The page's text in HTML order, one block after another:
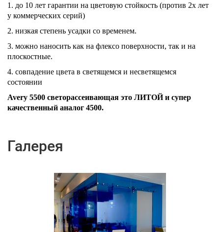
1. до 10 лет гарантии на цветовую стойкость (против 2х лет
у коммерческих серий)
2. низкая степень усадки со временем.
3. можно наносить как на флексо поверхности, так и на
плоскостные.
4. совпадение цвета в светящемся и несветящемся
состоянии
Avery 5500 светорассеивающая это ЛИТОЙ и супер
качественный аналог 4500.
Галерея